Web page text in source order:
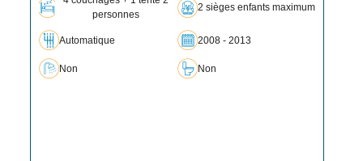
personnes
2 sièges enfants maximum
Automatique 2008 - 2013
Non Non